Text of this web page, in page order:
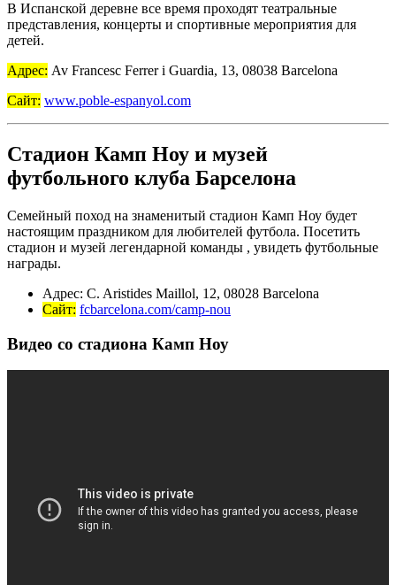
В Испанской деревне все время проходят театральные
представления, концерты и спортивные мероприятия для
детей.
Адрес: Av Francesc Ferrer i Guardia, 13, 08038 Barcelona
Сайт: www.poble-espanyol.com
Стадион Камп Ноу и музей
футбольного клуба Барселона
Семейный поход на знаменитый стадион Камп Ноу будет
настоящим праздником для любителей футбола. Посетить
стадион и музей легендарной команды , увидеть футбольные
награды.
Адрес: C. Aristides Maillol, 12, 08028 Barcelona
Сайт: fcbarcelona.com/camp-nou
Видео со стадиона Камп Ноу